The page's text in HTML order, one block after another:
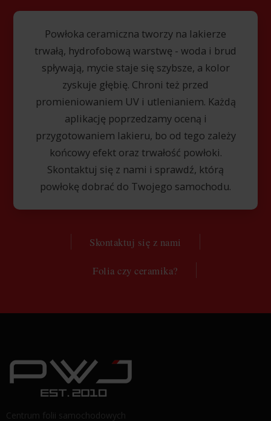
Powłoka ceramiczna tworzy na lakierze
trwałą, hydrofobową warstwę - woda i brud
spływają, mycie staje się szybsze, a kolor
zyskuje głębię. Chroni też przed
promieniowaniem UV i utlenianiem. Każdą
aplikację poprzedzamy oceną i
przygotowaniem lakieru, bo od tego zależy
końcowy efekt oraz trwałość powłoki.
Skontaktuj się z nami i sprawdź, którą
powłokę dobrać do Twojego samochodu.
Skontaktuj się z nami
Folia czy ceramika?
Centrum folii samochodowych